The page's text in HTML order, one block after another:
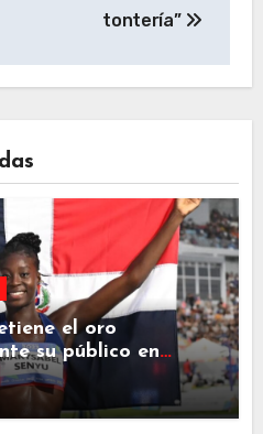
tontería”
el oro
su público en